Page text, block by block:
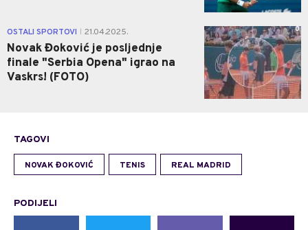
OSTALI SPORTOVI 21.04.2025.
Novak Đoković je posljednje
finale "Serbia Opena" igrao na
Vaskrs! (FOTO)
0
TAGOVI
NOVAK ĐOKOVIĆ TENIS REAL MADRID
PODIJELI